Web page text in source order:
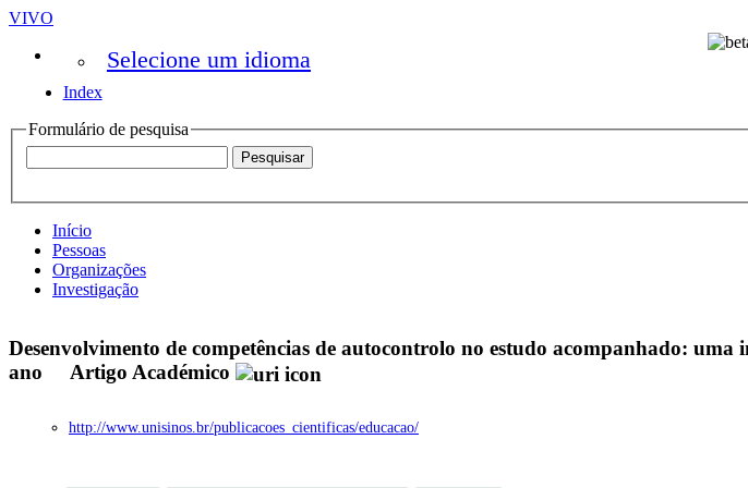
VIVO
Selecione um idioma
Index
Formulário de pesquisa
Início
Pessoas
Organizações
Investigação
Desenvolvimento de competências de autocontrolo no estudo acompanhado:
ano
Artigo Académico
http://www.unisinos.br/publicacoes_cientificas/educacao/